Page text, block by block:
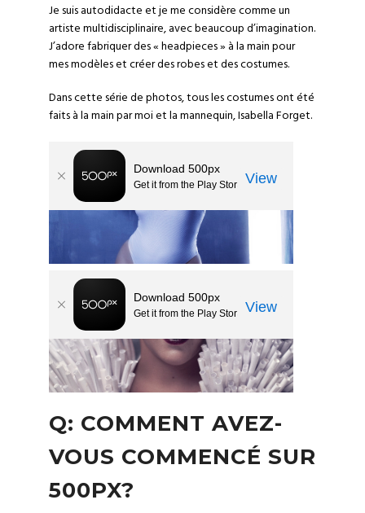
Je suis autodidacte et je me considère comme un
artiste multidisciplinaire, avec beaucoup d’imagination.
J’adore fabriquer des « headpieces » à la main pour
mes modèles et créer des robes et des costumes.
Dans cette série de photos, tous les costumes ont été
faits à la main par moi et la mannequin, Isabella Forget.
Q: COMMENT AVEZ-
VOUS COMMENCÉ SUR
500PX?